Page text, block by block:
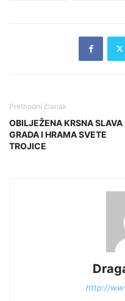
Prethodni članak
OBILJEŽENA KRSNA SLAVA
GRADA I HRAMA SVETE
TROJICE
http://